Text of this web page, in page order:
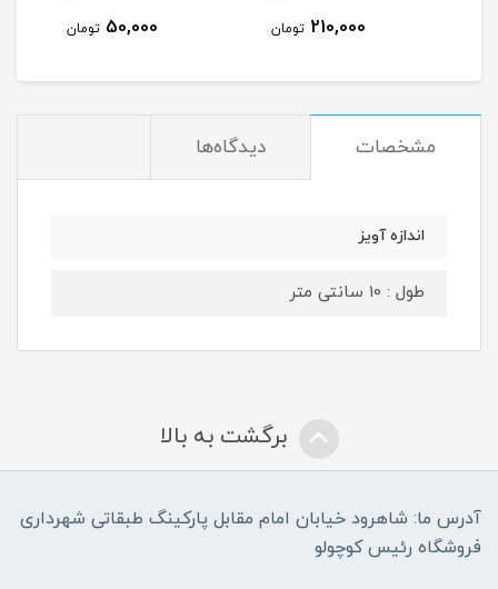
210,000 تومان 50,000 تومان
مشخصات دیدگاه‌ها
اندازه آویز
طول : 10 سانتی متر
برگشت به بالا
آدرس ما: شاهرود خیابان امام مقابل پارکینگ طبقاتی شهرداری
فروشگاه رئیس کوچولو